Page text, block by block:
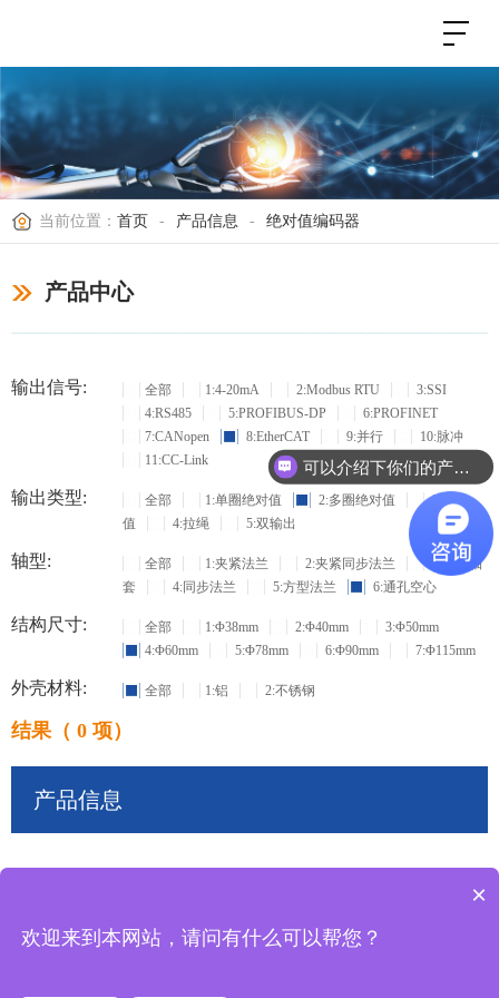
当前位置： 首页 - 产品信息 - 绝对值编码器
产品中心
输出信号: 全部 1:4-20mA 2:Modbus RTU
3:SSI
4:RS485
5:PROFIBUS-DP
6:PROFINET
7:CANopen
8:EtherCAT 9:并行
10:脉冲
11:CC-Link
输出类型: 全部 1:单圈绝对值 2:多圈绝对值
3:增量
值
4:拉绳 5:双输出
轴型: 全部 1:夹紧法兰 2:夹紧同步法兰
3:盲孔轴
套
4:同步法兰 5:方型法兰 6:通孔空心
结构尺寸: 全部 1:Φ38mm 2:Φ40mm
3:Φ50mm
4:Φ60mm
5:Φ78mm 6:Φ90mm 7:Φ115mm
外壳材料: 全部 1:铝 2:不锈钢
结果（ 0 项）
产品信息
可以介绍下你们的产品么？
×
欢迎来到本网站，请问有什么可以帮您？